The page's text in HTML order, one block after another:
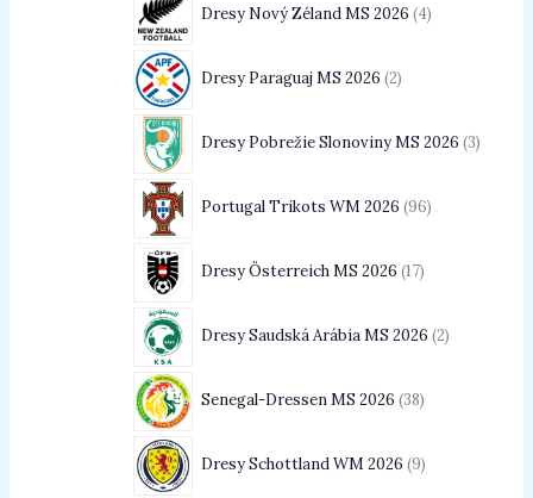
Dresy Nový Zéland MS 2026 4
Dresy Paraguaj MS 2026 2
Dresy Pobrežie Slonoviny MS 2026 3
Portugal Trikots WM 2026 96
Dresy Österreich MS 2026 17
Dresy Saudská Arábia MS 2026 2
Senegal-Dressen MS 2026 38
Dresy Schottland WM 2026 9